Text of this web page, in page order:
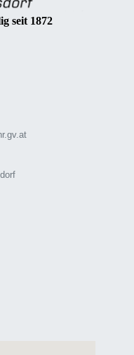
seit 1872